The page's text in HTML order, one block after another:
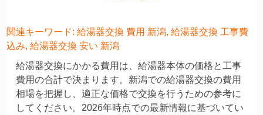
関連キーワード: 給湯器交換 費用 新潟, 給湯器交換 工事費
込み, 給湯器交換 安い 新潟
給湯器交換にかかる費用は、給湯器本体の価格と工事
費用の合計で決まります。新潟での給湯器交換の費用
相場を把握し、適正な価格で交換を行うための参考に
してください。2026年時点での最新情報に基づいてい